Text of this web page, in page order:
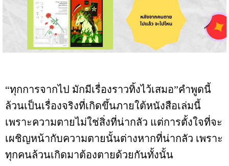
“ทุกการจากไป มักมีเรื่องราวทิ้งไว้เสมอ”คำพูดนี้
ล้วนเป็นเรื่องจริงที่เกิดขึ้นภายใต้หนังสือเล่มนี้
เพราะความตายไม่ใช่สิ่งที่น่ากลัว แต่การตั้งใจที่จะ
เผชิญหน้ากับความตายนั้นต่างหากที่น่ากลัว เพราะ
ทุกคนล้วนเกิดมาต้องตายด้วยกันทั้งนั้น